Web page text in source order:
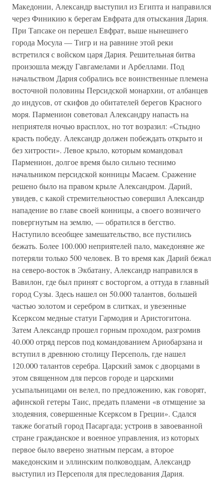
Македонии, Александр выступил из Египта и направился
через Финикию к берегам Евфрата для отыскания Дария.
При Тапсаке он перешел Евфрат, выше нынешнего
города Мосула — Тигр и на равнине этой реки
встретился с войском царя Дария. Решительная битва
произошла между Гавгамелами и Арбеллами. Под
начальством Дария собрались все воинственные племена
восточной половины Персидской монархии, от албанцев
до индусов, от скифов до обитателей берегов Красного
моря. Парменион советовал Александру напасть на
неприятеля ночью врасплох, но тот возразил: «Стыдно
красть победу. Александр должен побеждать открыто и
без хитрости». Левое крыло, которым командовал
Парменион, долгое время было сильно теснимо
начальником персидской конницы Масаем. Сражение
решено было на правом крыле Александром. Дарий,
увидев, с какой стремительностью совершил Александр
нападение во главе своей конницы, а своего возничего
повергнутым на землю, — обратился в бегство.
Наступило всеобщее замешательство, все пустились
бежать. Более 100.000 неприятелей пало, македоняне же
потеряли только 500 человек. В то время как Дарий бежал
на северо-восток в Экбатану, Александр направился в
Вавилон, где был принят с восторгом, а оттуда в главный
город Сузы. Здесь нашел он 50.000 талантов, большей
частью золотом и серебром в слитках, и увезенные
Ксерксом медные статуи Гармодия и Аристогитона.
Затем Александр прошел горным проходом, разгромив
40.000 отряд персов под командованием Ариобарзана и
вступил в древнюю столицу Персеполь, где нашел
120.000 талантов серебра. Царский замок с дворцами в
этом священном для персов городе и царскими
усыпальницами он велел, по предложению, как говорят,
афинской гетеры Таис, предать пламени «в отмщение за
злодеяния, совершенные Ксерксом в Греции». Сдался
также богатый город Пасаргада; устроив в завоеванной
стране гражданское и военное управления, из которых
первое было вверено знатным персам, а второе
македонским и эллинским полководцам, Александр
выступил из Персеполя для преследования Дария.